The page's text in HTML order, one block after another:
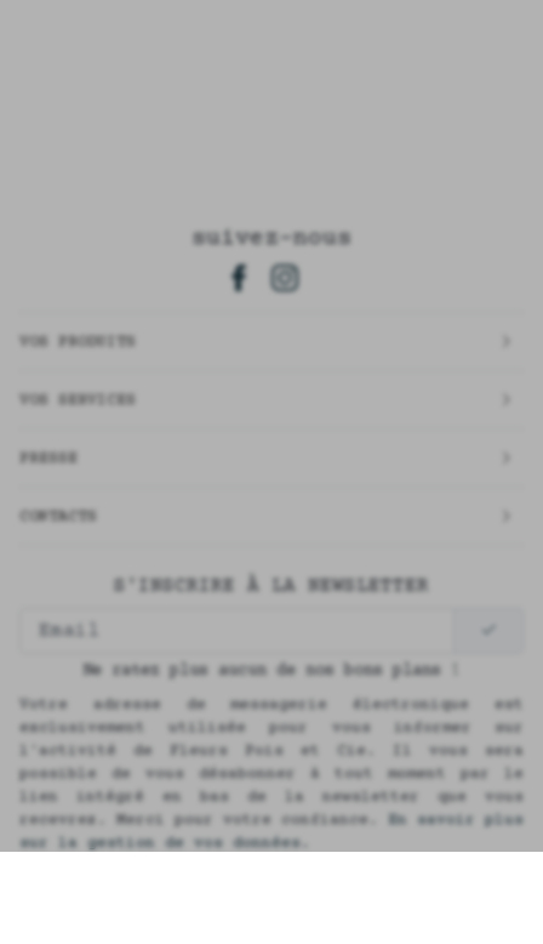
suivez-nous
VOS PRODUITS
VOS SERVICES
PRESSE
CONTACTS
S'INSCRIRE À LA NEWSLETTER
Ne ratez plus aucun de nos bons plans !
Votre adresse de messagerie électronique est
exclusivement utilisée pour vous informer sur
l'activité de Fleurs Pois et Cie. Il vous sera
possible de vous désabonner à tout moment par le
lien intégré en bas de la newsletter que vous
recevrez. Merci pour votre confiance.
En savoir plus
sur la gestion de vos données.